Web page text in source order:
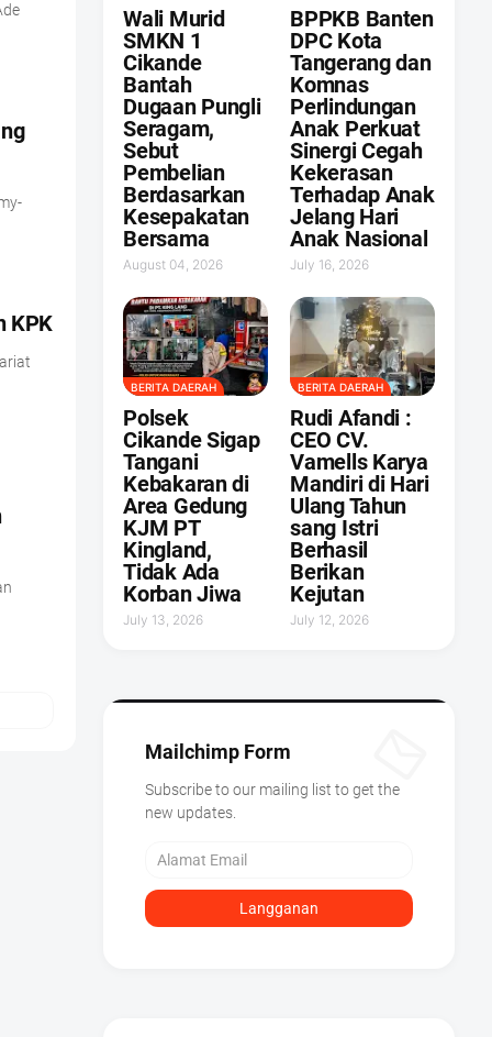
KPK
Wali Murid
SMKN 1
Cikande
Bantah
Dugaan Pungli
Seragam,
Sebut
Pembelian
Berdasarkan
Kesepakatan
Bersama
August 04, 2026
BPPKB Banten
DPC Kota
Tangerang dan
Komnas
Perlindungan
Anak Perkuat
Sinergi Cegah
Kekerasan
Terhadap Anak
Jelang Hari
Anak Nasional
July 16, 2026
BERITA DAERAH
Polsek
Cikande Sigap
Tangani
Kebakaran di
Area Gedung
KJM PT
Kingland,
Tidak Ada
Korban Jiwa
July 13, 2026
BERITA DAERAH
Rudi Afandi :
CEO CV.
Vamells Karya
Mandiri di Hari
Ulang Tahun
sang Istri
Berhasil
Berikan
Kejutan ‎
July 12, 2026
Mailchimp Form
Subscribe to our mailing list to get the
new updates.